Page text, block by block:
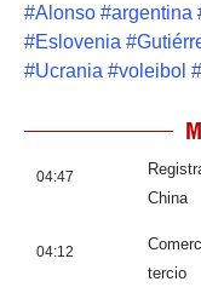
#Alonso #argentina
#Eslovenia #
#Ucrania #voleibol #
04:47
China
04:12
tercio